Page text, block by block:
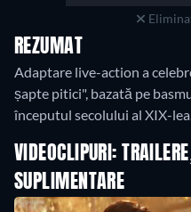
REZUMAT
Adaptare live-action a
șapte pitici", bazată pe
începutul secolului al XIX-
VIDEOCLIPURI:
SUPLIMENTARE